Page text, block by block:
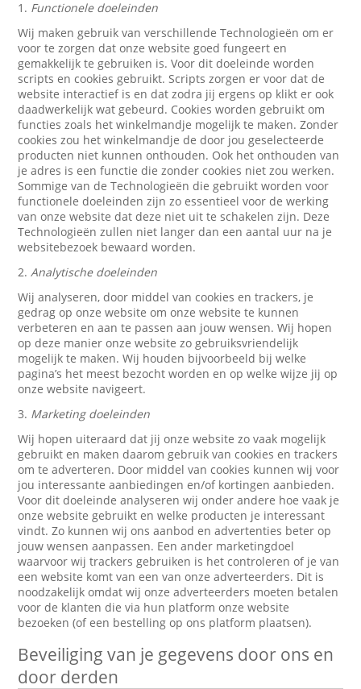
1. Functionele doeleinden
Wij maken gebruik van verschillende Technologieën om er
voor te zorgen dat onze website goed fungeert en
gemakkelijk te gebruiken is. Voor dit doeleinde worden
scripts en cookies gebruikt. Scripts zorgen er voor dat de
website interactief is en dat zodra jij ergens op klikt er ook
daadwerkelijk wat gebeurd. Cookies worden gebruikt om
functies zoals het winkelmandje mogelijk te maken. Zonder
cookies zou het winkelmandje de door jou geselecteerde
producten niet kunnen onthouden. Ook het onthouden van
je adres is een functie die zonder cookies niet zou werken.
Sommige van de Technologieën die gebruikt worden voor
functionele doeleinden zijn zo essentieel voor de werking
van onze website dat deze niet uit te schakelen zijn. Deze
Technologieën zullen niet langer dan een aantal uur na je
websitebezoek bewaard worden.
2.Analytische doeleinden
Wij analyseren, door middel van cookies en trackers, je
gedrag op onze website om onze website te kunnen
verbeteren en aan te passen aan jouw wensen. Wij hopen
op deze manier onze website zo gebruiksvriendelijk
mogelijk te maken. Wij houden bijvoorbeeld bij welke
pagina’s het meest bezocht worden en op welke wijze jij op
onze website navigeert.
3. Marketing doeleinden
Wij hopen uiteraard dat jij onze website zo vaak mogelijk
gebruikt en maken daarom gebruik van cookies en trackers
om te adverteren. Door middel van cookies kunnen wij voor
jou interessante aanbiedingen en/of kortingen aanbieden.
Voor dit doeleinde analyseren wij onder andere hoe vaak je
onze website gebruikt en welke producten je interessant
vindt. Zo kunnen wij ons aanbod en advertenties beter op
jouw wensen aanpassen. Een ander marketingdoel
waarvoor wij trackers gebruiken is het controleren of je van
een website komt van een van onze adverteerders. Dit is
noodzakelijk omdat wij onze adverteerders moeten betalen
voor de klanten die via hun platform onze website
bezoeken (of een bestelling op ons platform plaatsen).
Beveiliging van je gegevens door ons en
door derden